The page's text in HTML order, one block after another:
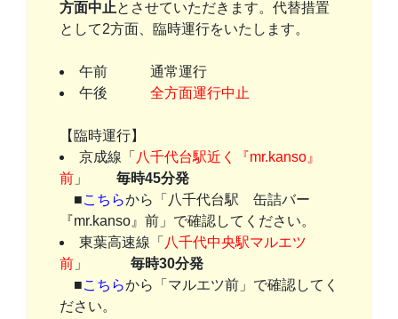
方面中止とさせていただきます。代替措置
として2方面、臨時運行をいたします。
午前 通常運行
午後 全方面運行中止
【臨時運行】
京成線「 八千代台駅近く『mr.kanso』
前」 毎時45分発
■こちらから「八千代台駅 缶詰バー
『mr.kanso』前」で確認してください。
東葉高速線「 八千代中央駅マルエツ
前」 毎時30分発
■こちらから「マルエツ前」で確認してく
ださい。